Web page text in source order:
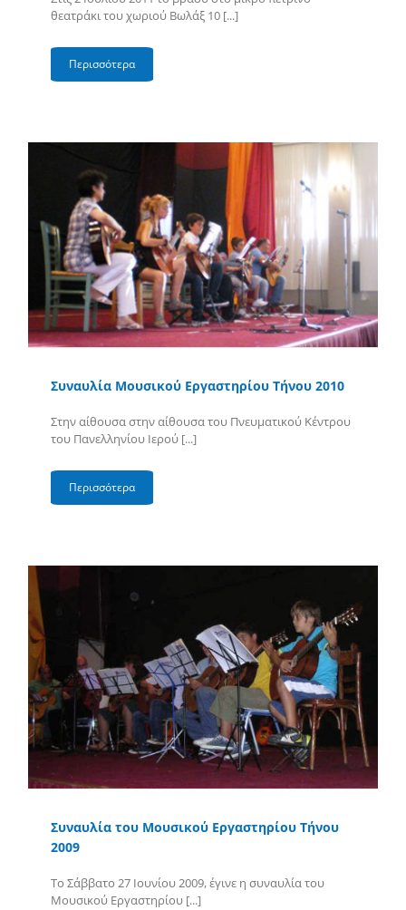
θεατράκι του χωριού Βωλάξ 10 [...]
Περισσότερα
Συναυλία Μουσικού Εργαστηρίου Τήνου 2010
Στην αίθουσα στην αίθουσα του Πνευματικού Κέντρου
του Πανελληνίου Ιερού [...]
Περισσότερα
Συναυλία του Μουσικού Εργαστηρίου Τήνου
2009
Το Σάββατο 27 Ιουνίου 2009, έγινε η συναυλία του
Μουσικού Εργαστηρίου [...]